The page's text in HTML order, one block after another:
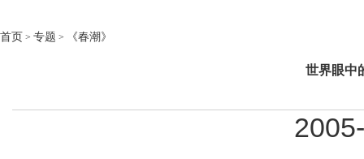
首页 > 专题 > 《春潮》
世界眼中